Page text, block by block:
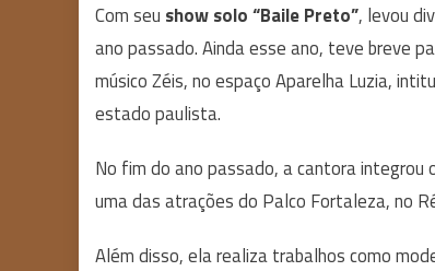
Com seu show solo “Baile Preto”, levou
ano passado. Ainda esse ano, teve breve
músico Zéis, no espaço Aparelha Luzia,
estado paulista.
No fim do ano passado, a cantora
uma das atrações do Palco Fortaleza, no
Além disso, ela realiza trabalhos como